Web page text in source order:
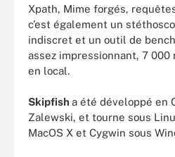
Xpath, Mime forgés,
c’est également un
indiscret et un outil de
assez impressionnant, 7 000
en local.
Skipfish a été développé en
Zalewski, et tourne sous
MacOS X et Cygwin sous